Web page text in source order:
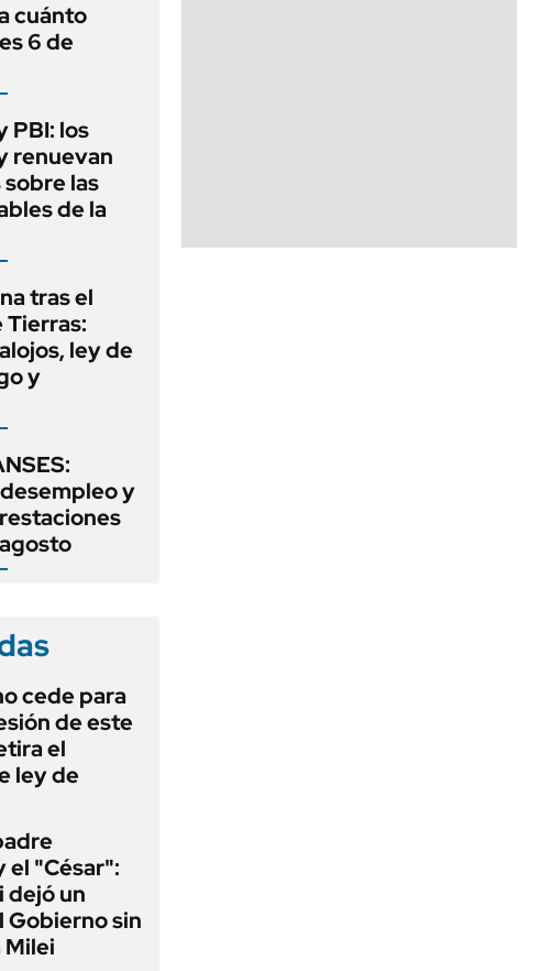
cuánto
6 de
PBI: los
renuevan
las
de la
tras el
Tierras:
ley de
y
y
cede para
de este
el
ley de
el "César":
dejó un
Gobierno sin
Milei